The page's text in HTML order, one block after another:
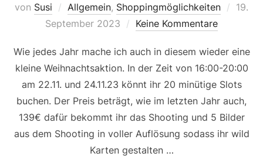
von Susi Allgemein, Shoppingmöglichkeiten
19.
September 2023
Keine Kommentare
Wie jedes Jahr mache ich auch in diesem wieder eine
kleine Weihnachtsaktion. In der Zeit von 16:00-20:00
am 22.11. und 24.11.23 könnt ihr 20 minütige Slots
buchen. Der Preis beträgt, wie im letzten Jahr auch,
139€ dafür bekommt ihr das Shooting und 5 Bilder
aus dem Shooting in voller Auflösung sodass ihr wild
Karten gestalten …